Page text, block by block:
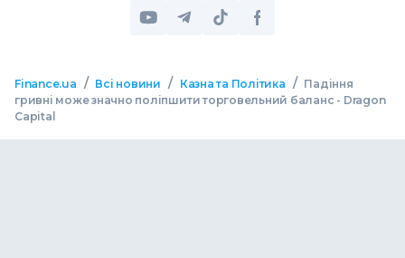
Finance.ua / Всі новини / Казна та Політика / Падіння
гривні може значно поліпшити торговельний баланс - Dragon
Capital